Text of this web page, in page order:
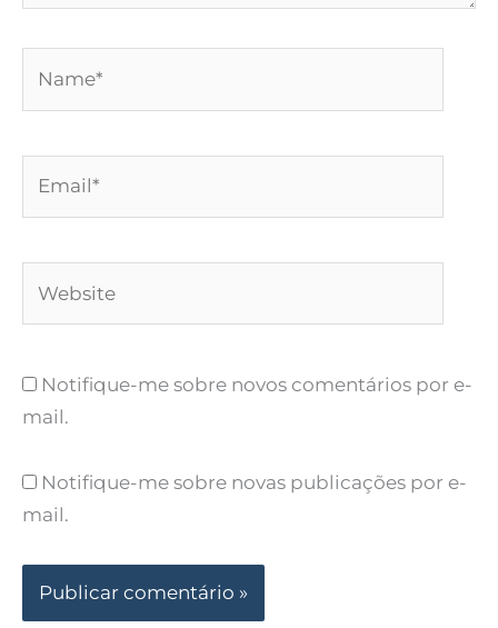
Notifique-me sobre novos comentários por e-
mail.
Notifique-me sobre novas publicações por e-
mail.